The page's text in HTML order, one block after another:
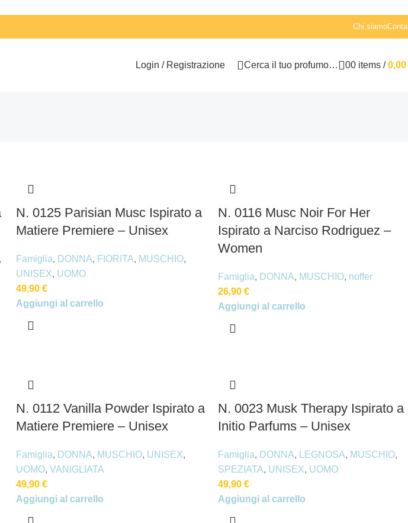
Chi siamo
Login / Registrazione Cerca il tuo profumo… 00 items / 0,00
,
N. 0125 Parisian Musc Ispirato a
Matiere Premiere – Unisex
Famiglia, DONNA, FIORITA, MUSCHIO,
UNISEX, UOMO
49,90 €
Aggiungi al carrello
N. 0116 Musc Noir For Her
Ispirato a Narciso Rodriguez –
Women
Famiglia, DONNA, MUSCHIO, noffer
26,90 €
Aggiungi al carrello
N. 0112 Vanilla Powder Ispirato a
Matiere Premiere – Unisex
Famiglia, DONNA, MUSCHIO, UNISEX,
UOMO, VANIGLIATA
49,90 €
Aggiungi al carrello
N. 0023 Musk Therapy Ispirato a
Initio Parfums – Unisex
Famiglia, DONNA, LEGNOSA, MUSCHIO,
SPEZIATA, UNISEX, UOMO
49,90 €
Aggiungi al carrello